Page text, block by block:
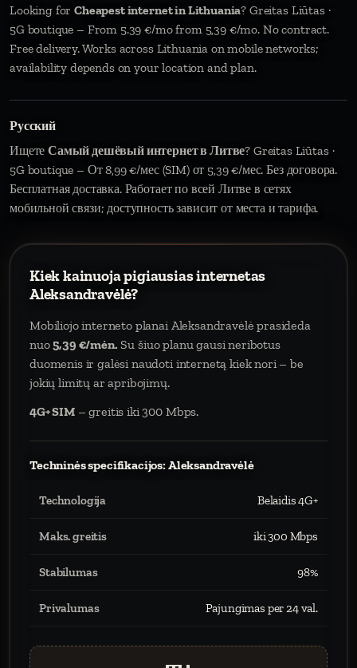
Looking forCheapest internet in Lithuania? Greitas Liūtas ·
5G boutique – From 5.39 €/mo from 5,39 €/mo. No contract.
Free delivery. Works across Lithuania on mobile networks;
availability depends on your location and plan.
Русский
ИщетеСамый дешёвый интернет в Литве? Greitas Liūtas ·
5G boutique – От 8,99 €/мес (SIM) от 5,39 €/мес. Без договора.
Бесплатная доставка. Работает по всей Литве в сетях
мобильной связи; доступность зависит от места и тарифа.
Kiek kainuoja pigiausias internetas
Aleksandravėlė?
Mobiliojo interneto planai Aleksandravėlė prasideda
nuo5,39 €/mėn. Su šiuo planu gausi neribotus
duomenis ir galėsi naudoti internetą kiek nori – be
jokių limitų ar apribojimų.
4G+ SIM– greitis iki 300 Mbps.
Techninės specifikacijos: Aleksandravėlė
Technologija Belaidis 4G+
Maks. greitis iki 300 Mbps
Stabilumas 98%
Privalumas Pajungimas per 24 val.